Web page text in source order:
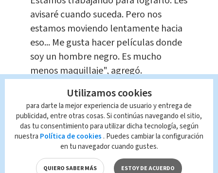
avisaré cuando suceda. Pero nos
estamos moviendo lentamente hacia
eso... Me gusta hacer películas donde
soy un hombre negro. Es mucho
menos maquillaje", agregó.
Utilizamos cookies
para darte la mejor experiencia de usuario y entrega de
publicidad, entre otras cosas. Si continúas navegando el sitio,
das tu consentimiento para utilizar dicha tecnología, según
nuestra Política de cookies . Puedes cambiar la configuración
en tu navegador cuando gustes.
QUIERO SABER MÁS ESTOY DE ACUERDO